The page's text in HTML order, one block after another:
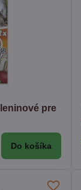
pre
Do košíka